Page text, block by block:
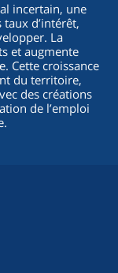
incertain, une
d’intérêt,
La
et augmente
Cette croissance
du territoire,
des créations
de l’emploi